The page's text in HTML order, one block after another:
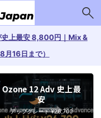
上最安 8,800円｜Mix &
16日まで）
Ozone 12 Adv 史上最
安
アップグレード ¥26,700